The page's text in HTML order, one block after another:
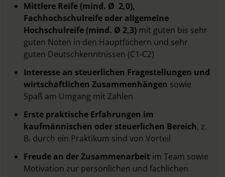
Mittlere Reife (mind. Ø 2,0),
Fachhochschulreife oder allgemeine
Hochschulreife (mind. Ø 2,3) mit guten bis sehr
guten Noten in den Hauptfächern und sehr
guten Deutschkenntnissen (C1-C2)
Interesse an steuerlichen Fragestellungen und
wirtschaftlichen Zusammenhängen sowie
Spaß am Umgang mit Zahlen
Erste praktische Erfahrungen im
kaufmännischen oder steuerlichen Bereich, z.
B. durch ein Praktikum sind von Vorteil
Freude an der Zusammenarbeit im Team sowie
Motivation zur persönlichen und fachlichen